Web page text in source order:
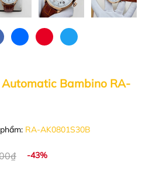
Bambino RA-
RA-AK0801S30B
-43%